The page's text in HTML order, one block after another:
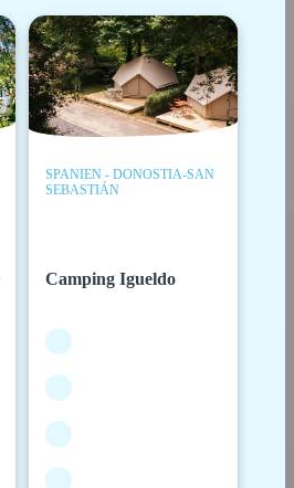
SPANIEN - DONOSTIA-SAN
SEBASTIÁN
Camping Igueldo